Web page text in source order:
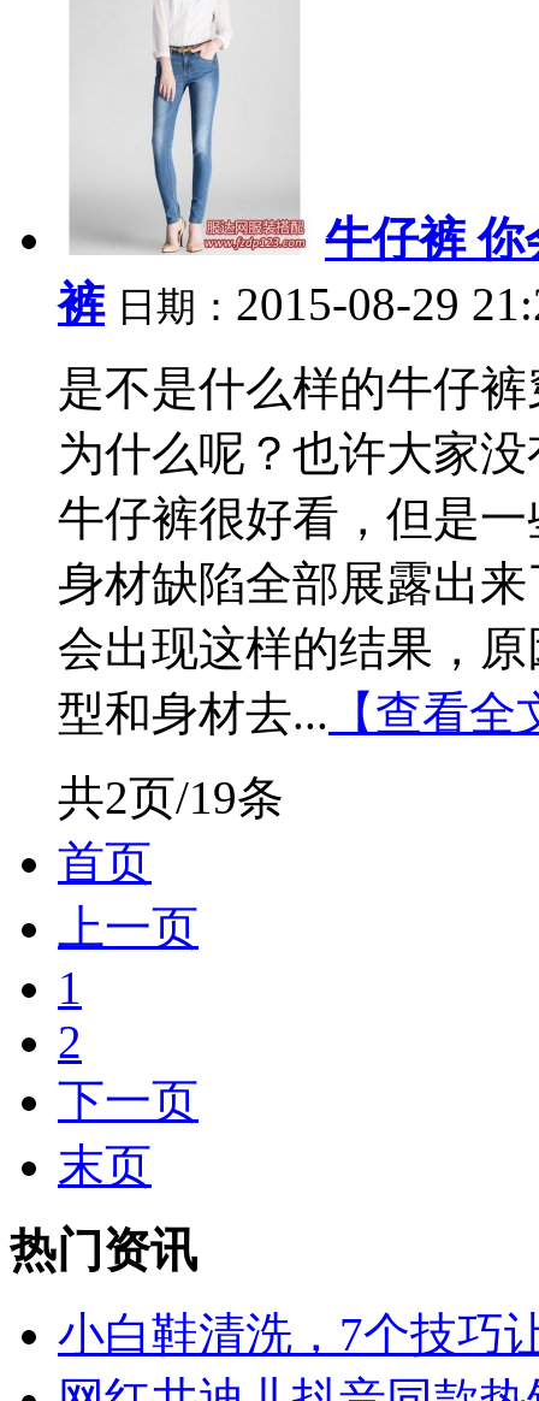
牛仔裤
裤 日期： 2015-08-29
是不是什么样的牛仔
为什么呢？也许大家
牛仔裤很好看，但是
身材缺陷全部展露出
会出现这样的结果，
型和身材去... 【查看全
共2页/19条
首页
上一页
1
2
下一页
末页
热门资讯
小白鞋清洗，7个技巧